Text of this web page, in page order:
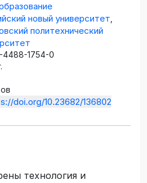
новый университет
политехнический
1754-0
doi.org/10.23682/136802
технология и